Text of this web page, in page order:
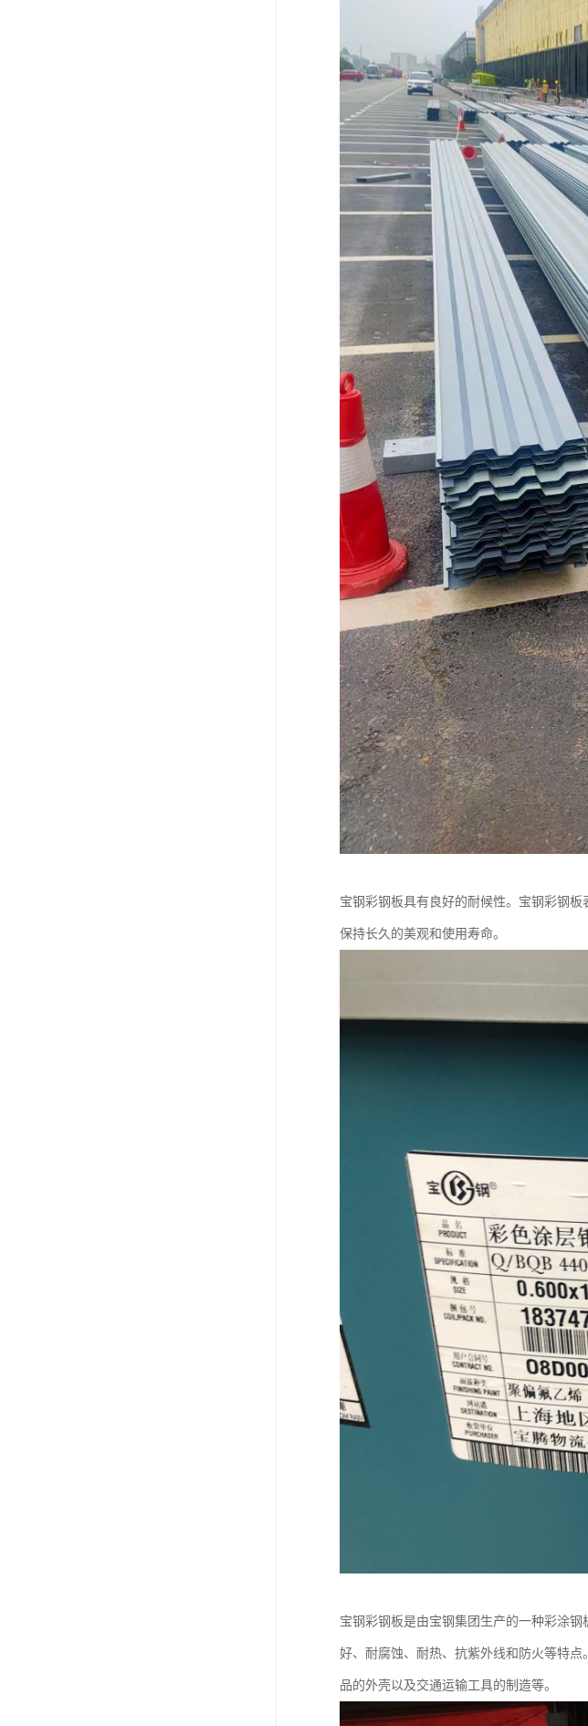
宝钢彩钢板具有良好的耐候性。宝钢彩钢
保持长久的美观和使用寿命。
宝钢彩钢板是由宝钢集团生产的一种彩涂
好、耐腐蚀、耐热、抗紫外线和防火等特
品的外壳以及交通运输工具的制造等。